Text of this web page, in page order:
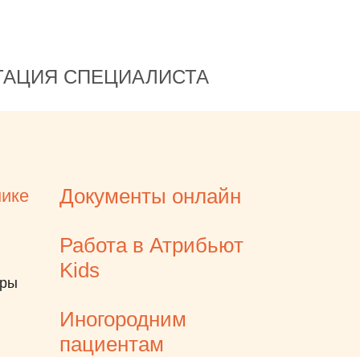
СПЕЦИАЛИСТА
Документы онлайн
Работа в Атрибьют
Kids
Иногородним
пациентам